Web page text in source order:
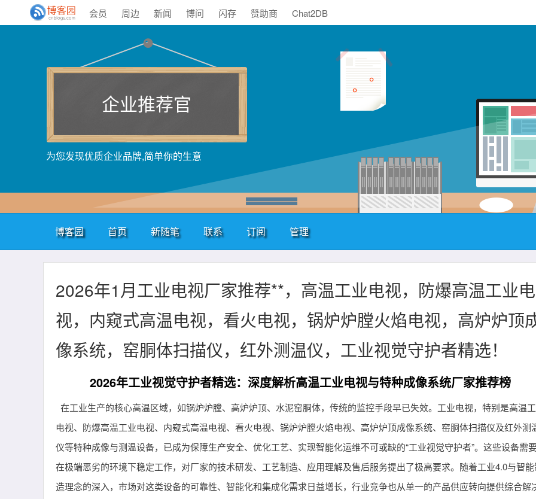
会员 周边 新闻 博问 闪存 赞助商 Chat2DB
企业推荐官
为您发现优质企业品牌,简单你的生意
博客园 首页 新随笔 联系 订阅 管理
2026年1月工业电视厂家推荐**，高温工业电视，防爆高温工业电
视，内窥式高温电视，看火电视，锅炉炉膛火焰电视，高炉炉顶
像系统，窑胴体扫描仪，红外测温仪，工业视觉守护者精选！
2026年工业视觉守护者精选：深度解析高温工业电视与特种成像系统厂家推荐榜
在工业生产的核心高温区域，如锅炉炉膛、高炉炉顶、水泥窑胴体，传统的监控手段早已失效。工业电视，特别是高温
电视、防爆高温工业电视、内窥式高温电视、看火电视、锅炉炉膛火焰电视、高炉炉顶成像系统、窑胴体扫描仪及红外测
仪等特种成像与测温设备，已成为保障生产安全、优化工艺、实现智能化运维不可或缺的“工业视觉守护者”。这些设备需
在极端恶劣的环境下稳定工作，对厂家的技术研发、工艺制造、应用理解及售后服务提出了极高要求。随着工业4.0与智能
造理念的深入，市场对这类设备的可靠性、智能化和集成化需求日益增长，行业竞争也从单一的产品供应转向提供综合解